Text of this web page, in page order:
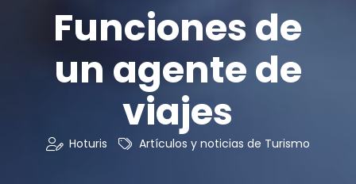
Funciones de
un agente de
viajes
Hoturis Artículos y noticias de Turismo